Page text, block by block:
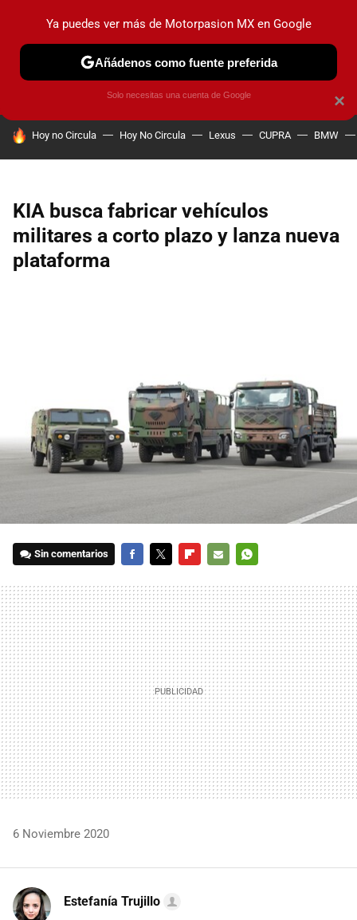
PRUEBAS INDUSTRIA HOY NO CIRCULA
HOY SE HABLA DE
Hoy no Circula Hoy No Circula Lexus CUPRA BMW
KIA busca fabricar vehículos
militares a corto plazo y lanza nueva
plataforma
Sin comentarios
MAIL
6 Noviembre 2020
Estefanía Trujillo
×
Ya puedes ver más de Motorpasion MX en Google
Añádenos como fuente preferida
Solo necesitas una cuenta de Google